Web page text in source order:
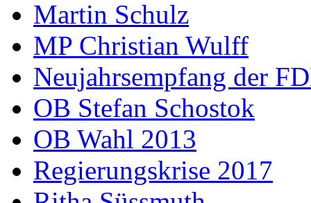
Martin Schulz
MP Christian Wulff
Neujahrsempfang der
OB Stefan Schostok
OB Wahl 2013
Regierungskrise 2017